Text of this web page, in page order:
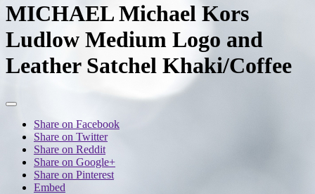
MICHAEL Michael Kors
Ludlow Medium Logo and
Leather Satchel Khaki/Coffee
Share on Facebook
Share on Twitter
Share on Reddit
Share on Google+
Share on Pinterest
Embed